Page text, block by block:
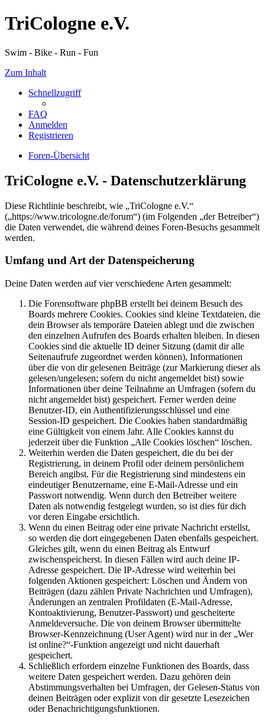
TriCologne e.V.
Swim - Bike - Run - Fun
Zum Inhalt
Schnellzugriff
FAQ
Anmelden
Registrieren
Foren-Übersicht
TriCologne e.V. - Datenschutzerklärung
Diese Richtlinie beschreibt, wie „TriCologne e.V.“
(„https://www.tricologne.de/forum“) (im Folgenden „der Betreiber“)
die Daten verwendet, die während deines Foren-Besuchs gesammelt
werden.
Umfang und Art der Datenspeicherung
Deine Daten werden auf vier verschiedene Arten gesammelt:
Die Forensoftware phpBB erstellt bei deinem Besuch des
Boards mehrere Cookies. Cookies sind kleine Textdateien, die
dein Browser als temporäre Dateien ablegt und die zwischen
den einzelnen Aufrufen des Boards erhalten bleiben. In diesen
Cookies sind die aktuelle ID deiner Sitzung (damit dir alle
Seitenaufrufe zugeordnet werden können), Informationen
über die von dir gelesenen Beiträge (zur Markierung dieser als
gelesen/ungelesen; sofern du nicht angemeldet bist) sowie
Informationen über deine Teilnahme an Umfragen (sofern du
nicht angemeldet bist) gespeichert. Ferner werden deine
Benutzer-ID, ein Authentifizierungsschlüssel und eine
Session-ID gespeichert. Die Cookies haben standardmäßig
eine Gültigkeit von einem Jahr. Alle Cookies kannst du
jederzeit über die Funktion „Alle Cookies löschen“ löschen.
Weiterhin werden die Daten gespeichert, die du bei der
Registrierung, in deinem Profil oder deinem persönlichem
Bereich angibst. Für die Registrierung sind mindestens ein
eindeutiger Benutzername, eine E-Mail-Adresse und ein
Passwort notwendig. Wenn durch den Betreiber weitere
Daten als notwendig festgelegt wurden, so ist dies für dich
vor deren Eingabe ersichtlich.
Wenn du einen Beitrag oder eine private Nachricht erstellst,
so werden die dort eingegebenen Daten ebenfalls gespeichert.
Gleiches gilt, wenn du einen Beitrag als Entwurf
zwischenspeicherst. In diesen Fällen wird auch deine IP-
Adresse gespeichert. Die IP-Adresse wird weiterhin bei
folgenden Aktionen gespeichert: Löschen und Ändern von
Beiträgen (dazu zählen Private Nachrichten und Umfragen),
Änderungen an zentralen Profildaten (E-Mail-Adresse,
Kontoaktivierung, Benutzer-Passwort) und gescheiterte
Anmeldeversuche. Die von deinem Browser übermittelte
Browser-Kennzeichnung (User Agent) wird nur in der „Wer
ist online?“-Funktion angezeigt und nicht dauerhaft
gespeichert.
Schließlich erfordern einzelne Funktionen des Boards, dass
weitere Daten gespeichert werden. Dazu gehören dein
Abstimmungsverhalten bei Umfragen, der Gelesen-Status von
deinen Beiträgen oder explizit von dir gesetzte Lesezeichen
oder Benachrichtigungsfunktionen.